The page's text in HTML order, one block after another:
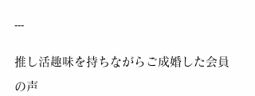
---
推し活趣味を持ちながらご成婚した会員
の声